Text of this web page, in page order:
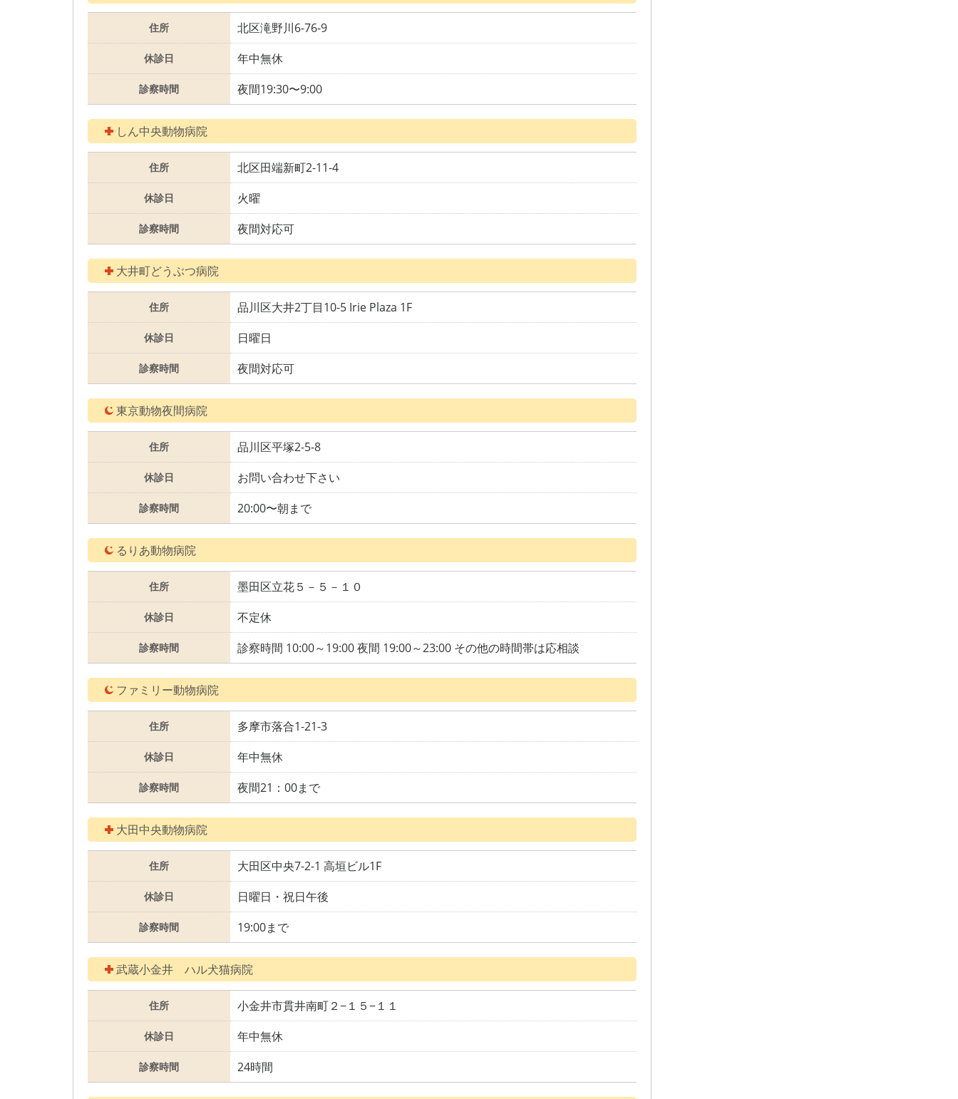
住所 北区滝野川6-76-9
休診日 年中無休
診察時間 夜間19:30〜9:00
しん中央動物病院
住所 北区田端新町2-11-4
休診日 火曜
診察時間 夜間対応可
大井町どうぶつ病院
住所 品川区大井2丁目10-5 Irie Plaza 1F
休診日 日曜日
診察時間 夜間対応可
東京動物夜間病院
住所 品川区平塚2-5-8
休診日 お問い合わせ下さい
診察時間 20:00〜朝まで
るりあ動物病院
住所 墨田区立花５－５－１０
休診日 不定休
診察時間 診察時間 10:00～19:00 夜間 19:00～23:00 その他の時間帯は応相談
ファミリー動物病院
住所 多摩市落合1-21-3
休診日 年中無休
診察時間 夜間21：00まで
大田中央動物病院
住所 大田区中央7-2-1 高垣ビル1F
休診日 日曜日・祝日午後
診察時間 19:00まで
武蔵小金井 ハル犬猫病院
住所 小金井市貫井南町２−１５−１１
休診日 年中無休
診察時間 24時間